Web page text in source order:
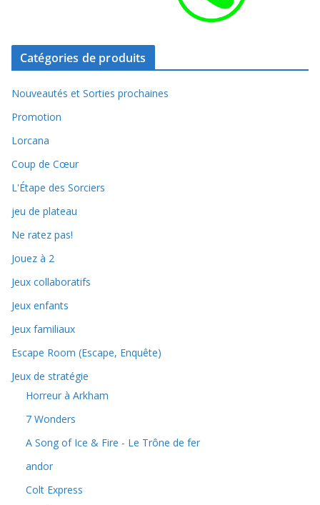
Catégories de produits
Nouveautés et Sorties prochaines
Promotion
Lorcana
Coup de Cœur
L'Étape des Sorciers
jeu de plateau
Ne ratez pas!
Jouez à 2
Jeux collaboratifs
Jeux enfants
Jeux familiaux
Escape Room (Escape, Enquête)
Jeux de stratégie
Horreur à Arkham
7 Wonders
A Song of Ice & Fire - Le Trône de fer
andor
Colt Express